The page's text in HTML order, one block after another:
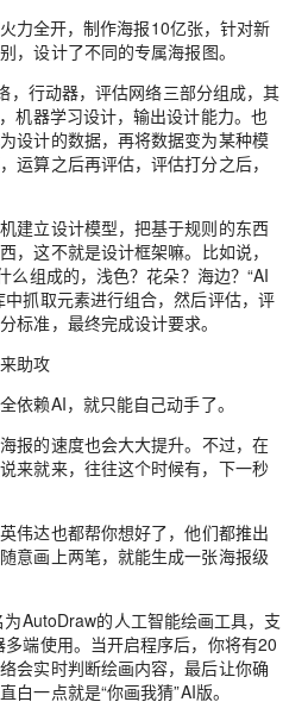
力全开，制作海报10亿张，针对新
，设计了不同的专属海报图。
，行动器，评估网络三部分组成，其
机器学习设计，输出设计能力。 也
设计的数据，再将数据变为某种模
运算之后再评估，评估打分之后，
建立设计模型，把基于规则的东西
，这不就是设计框架嘛。 比如说，
么组成的，浅色？花朵？ 海边？ “AI
中抓取元素进行组合，然后评估，评
标准，最终完成设计要求。
助攻
依赖AI，就只能自己动手了。
报的速度也会大大提升。 不过，在
来就来，往往这个时候有，下一秒
伟达也都帮你想好了，他们都推出
意画上两笔，就能生成一张海报级
AutoDraw的人工智能绘画工具，支
端使用。 当开启程序后，你将有20
会实时判断绘画内容，最后让你确
白一点就是“你画我猜”AI版。